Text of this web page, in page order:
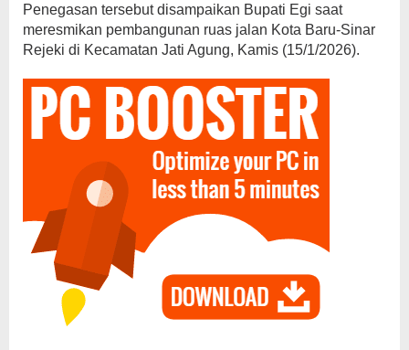
Penegasan tersebut disampaikan Bupati Egi saat
meresmikan pembangunan ruas jalan Kota Baru-Sinar
Rejeki di Kecamatan Jati Agung, Kamis (15/1/2026).